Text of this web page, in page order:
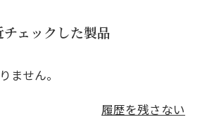
チェックした製品
ません。
履歴を残さない